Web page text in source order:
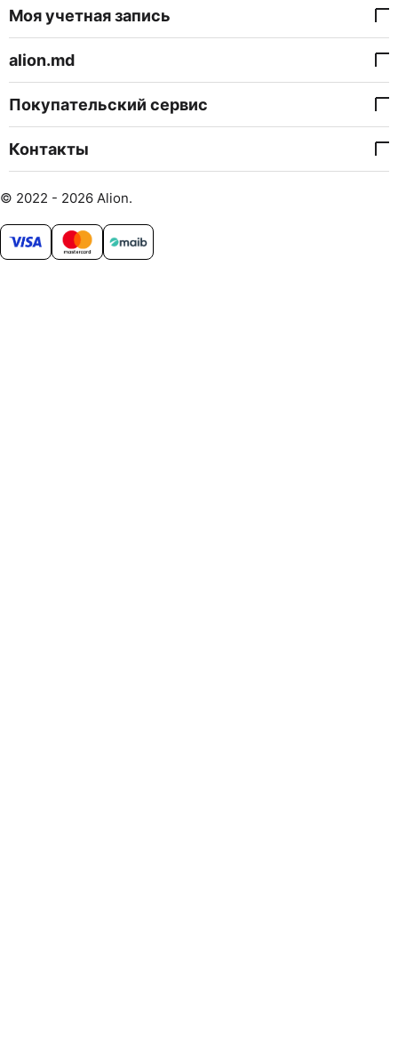
Моя учетная запись
alion.md
Покупательский сервис
Контакты
© 2022 - 2026 Alion.